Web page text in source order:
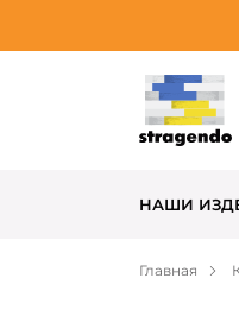
НАШИ
Главная